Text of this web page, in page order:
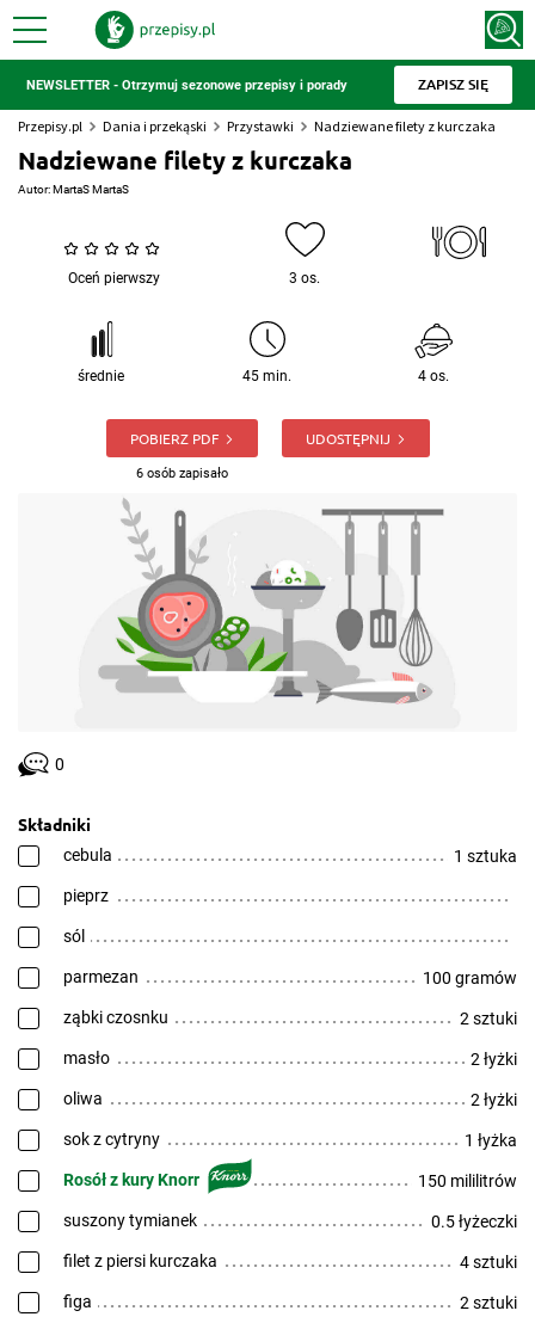
NEWSLETTER - Otrzymuj sezonowe przepisy i porady ZAPISZ SIĘ
Przepisy.pl Dania i przekąski Przystawki Nadziewane filety z kurczaka
Nadziewane filety z kurczaka
Autor:MartaS MartaS
Oceń pierwszy 3 os.
średnie 45 min. 4 os.
POBIERZ PDF
6 osób zapisało
UDOSTĘPNIJ
0
Składniki
cebula 1 sztuka
pieprz
sól
parmezan 100 gramów
ząbki czosnku 2 sztuki
masło 2 łyżki
oliwa 2 łyżki
sok z cytryny 1 łyżka
Rosół z kury Knorr 150 mililitrów
suszony tymianek 0.5 łyżeczki
filet z piersi kurczaka 4 sztuki
figa 2 sztuki